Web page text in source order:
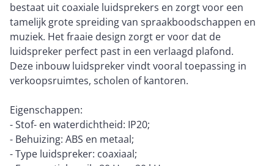
bestaat uit coaxiale luidsprekers en zorgt voor een
tamelijk grote spreiding van spraakboodschappen en
muziek. Het fraaie design zorgt er voor dat de
luidspreker perfect past in een verlaagd plafond.
Deze inbouw luidspreker vindt vooral toepassing in
verkoopsruimtes, scholen of kantoren.
Eigenschappen:
- Stof- en waterdichtheid: IP20;
- Behuizing: ABS en metaal;
- Type luidspreker: coaxiaal;